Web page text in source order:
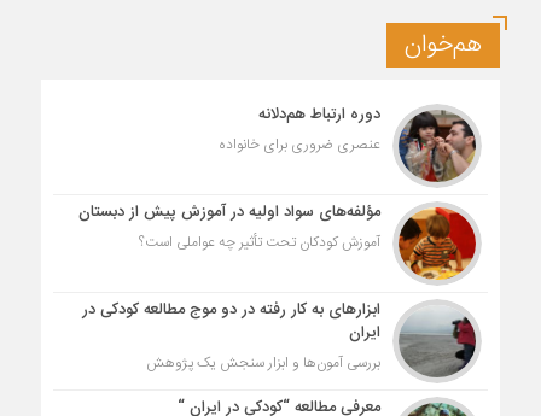
هم‌خوان
دوره ارتباط هم‌دلانه
عنصری ضروری برای خانواده
مؤلفه‌های سواد اولیه در آموزش پیش از دبستان
آموزش کودکان تحت تأثیر چه عواملی است؟
ابزارهای به کار رفته در دو موج مطالعه کودکی در
ایران
بررسی آمون‌ها و ابزار سنجش یک پژوهش
معرفی مطالعه “کودکی در ایران “